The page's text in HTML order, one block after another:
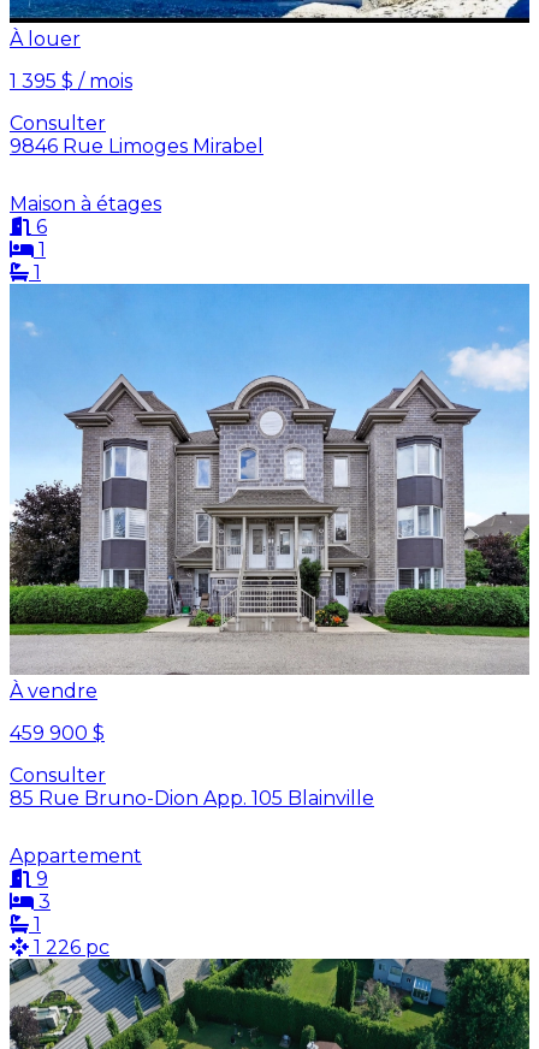
À louer
1 395 $ / mois
Consulter
9846 Rue Limoges Mirabel
Maison à étages
6
1
1
À vendre
459 900 $
Consulter
85 Rue Bruno-Dion App. 105 Blainville
Appartement
9
3
1
1 226 pc